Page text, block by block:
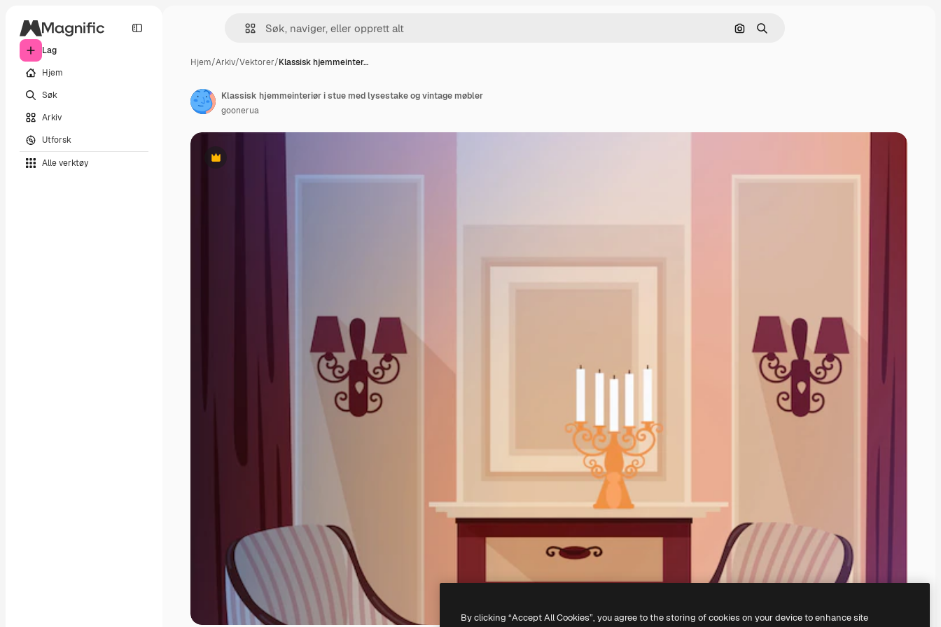
Lag
Hjem
Søk
Arkiv
Utforsk
Alle verktøy
Søk etter bilde
Søk
Hjem/Arkiv/Vektorer/Klassisk hjemmeinter…
Premium
Klassisk hjemmeinteriør i stue med lysestake og vintage møbler
goonerua
By clicking “Accept All Cookies”, you agree to the storing of cookies on your device to enhance site